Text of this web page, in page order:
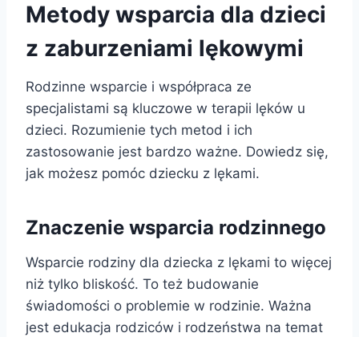
Metody wsparcia dla dzieci
z zaburzeniami lękowymi
Rodzinne wsparcie i współpraca ze
specjalistami są kluczowe w terapii lęków u
dzieci. Rozumienie tych metod i ich
zastosowanie jest bardzo ważne. Dowiedz się,
jak możesz pomóc dziecku z lękami.
Znaczenie wsparcia rodzinnego
Wsparcie rodziny dla dziecka z lękami to więcej
niż tylko bliskość. To też budowanie
świadomości o problemie w rodzinie. Ważna
jest edukacja rodziców i rodzeństwa na temat